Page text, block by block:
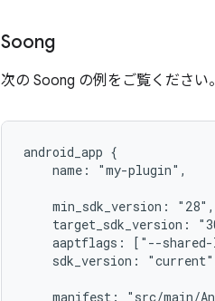
Soong
次の Soong の例をご覧ください。
android_app {
    name: "my-plugin",
    min_sdk_version: "28",
target_sdk_version:
aaptflags: ["--shared-
sdk_version:
manifest: "src/main/